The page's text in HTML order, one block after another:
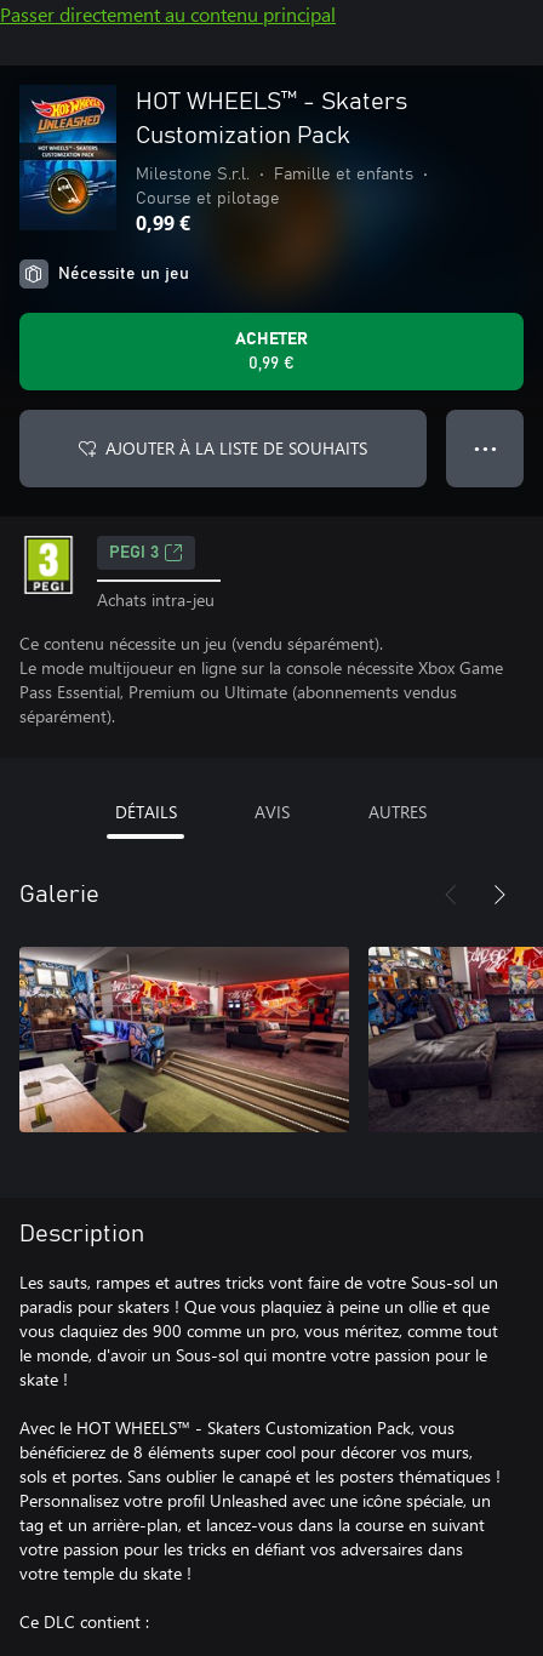
Passer directement au contenu principal
HOT WHEELS™ - Skaters
Customization Pack
Milestone S.r.l. • Famille et enfants
•
Course et pilotage
0,99 €
Nécessite un jeu
ACHETER
0,99 €
AJOUTER À LA LISTE DE SOUHAITS ● ● ●
PEGI 3
Achats intra-jeu
Ce contenu nécessite un jeu (vendu séparément).
Le mode multijoueur en ligne sur la console nécessite Xbox Game
Pass Essential, Premium ou Ultimate (abonnements vendus
séparément).
DÉTAILS AVIS AUTRES
Galerie
Description
Les sauts, rampes et autres tricks vont faire de votre Sous-sol un
paradis pour skaters ! Que vous plaquiez à peine un ollie et que
vous claquiez des 900 comme un pro, vous méritez, comme tout
le monde, d'avoir un Sous-sol qui montre votre passion pour le
skate !
Avec le HOT WHEELS™ - Skaters Customization Pack, vous
bénéficierez de 8 éléments super cool pour décorer vos murs,
sols et portes. Sans oublier le canapé et les posters thématiques !
Personnalisez votre profil Unleashed avec une icône spéciale, un
tag et un arrière-plan, et lancez-vous dans la course en suivant
votre passion pour les tricks en défiant vos adversaires dans
votre temple du skate !
Ce DLC contient :